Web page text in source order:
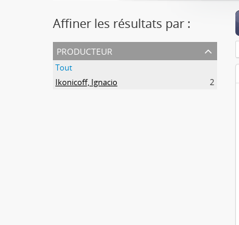
Affiner les résultats par :
producteur
Tout
Ikonicoff, Ignacio
2